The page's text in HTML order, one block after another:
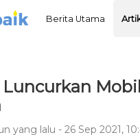
Berita Utama
yang lalu - 26 Sep 2021,